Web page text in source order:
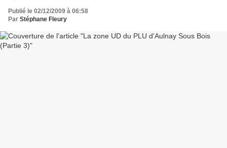
Publié le 02/12/2009 à 06:58
Par Stéphane Fleury